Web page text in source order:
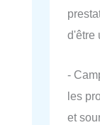
d'être
-
les
et